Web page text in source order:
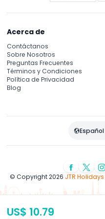
US$ 10.79
Acerca de
Contáctanos
Sobre Nosotros
Preguntas Frecuentes
Términos y Condiciones
Política de Privacidad
Blog
Español
© Copyright 2026 JTR Holidays